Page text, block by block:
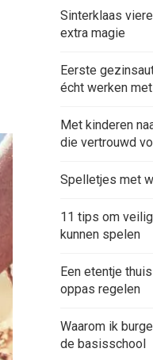
Sinterklaas
extra magie
Eerste
écht werken
Met kinderen
die vertrouwd
Spelletjes met
11 tips om
kunnen spelen
Een etentje
oppas regelen
Waarom ik
de basisschool